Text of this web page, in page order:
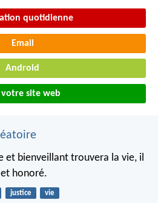
quotidienne
Email
Android
votre site web
et bienveillant trouvera la vie, il
honoré.
justice vie